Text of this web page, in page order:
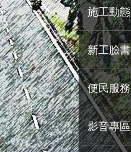
施工動態
新工臉書
便民服務
影音專區